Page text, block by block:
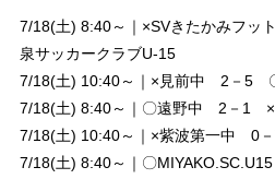
7/18(土) 8:40～｜×SVきたかみフ
泉サッカークラブU-15
7/18(土) 10:40～｜×見前中 2－5
7/18(土) 8:40～｜〇遠野中 2－1 ×
7/18(土) 10:40～｜×紫波第一中 0
7/18(土) 8:40～｜〇